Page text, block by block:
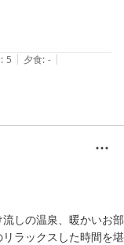
り全てフリーでいただ
の中で寒さは全く感じ
で食事を作ることはで
: 5 | 夕食: - |
しの温泉、暖かいお部
ラックスした時間を堪